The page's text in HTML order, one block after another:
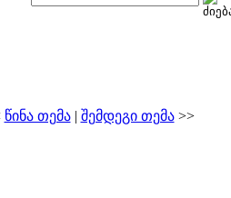
წინა თემა| შემდეგი თემა>>